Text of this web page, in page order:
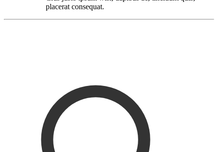
placerat consequat.